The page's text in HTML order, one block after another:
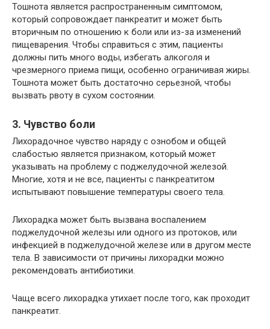
Тошнота является распространенным симптомом,
который сопровождает панкреатит и может быть
вторичным по отношению к боли или из-за изменений
пищеварения. Чтобы справиться с этим, пациенты
должны пить много воды, избегать алкоголя и
чрезмерного приема пищи, особенно ограничивая жиры.
Тошнота может быть достаточно серьезной, чтобы
вызвать рвоту в сухом состоянии.
3. Чувство боли
Лихорадочное чувство наряду с ознобом и общей
слабостью является признаком, который может
указывать на проблему с поджелудочной железой.
Многие, хотя и не все, пациенты с панкреатитом
испытывают повышение температуры своего тела.
Лихорадка может быть вызвана воспалением
поджелудочной железы или одного из протоков, или
инфекцией в поджелудочной железе или в другом месте
тела. В зависимости от причины лихорадки можно
рекомендовать антибиотики.
Чаще всего лихорадка утихает после того, как проходит
панкреатит.